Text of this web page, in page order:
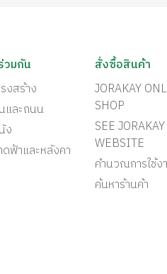
วมกัน
งสร้าง
และถนน
ง
ฟ้าและหลังคา
สั่งซื้อสินค้า
JORAKAY
SHOP
SEE JORAKAY
WEBSITE
คำนวณการใช้ง
ค้นหาร้านค้า